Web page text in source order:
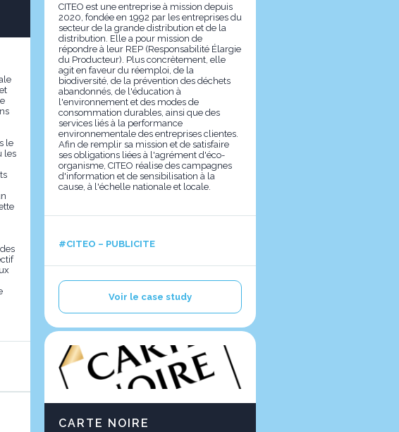
CITEO est une entreprise à mission depuis
2020, fondée en 1992 par les entreprises du
secteur de la grande distribution et de la
distribution. Elle a pour mission de
répondre à leur REP (Responsabilité Élargie
du Producteur). Plus concrètement, elle
agit en faveur du réemploi, de la
biodiversité, de la prévention des déchets
abandonnés, de l'éducation à
l'environnement et des modes de
consommation durables, ainsi que des
services liés à la performance
environnementale des entreprises clientes.
Afin de remplir sa mission et de satisfaire
ses obligations liées à l'agrément d'éco-
organisme, CITEO réalise des campagnes
d'information et de sensibilisation à la
cause, à l'échelle nationale et locale.
#CITEO – PUBLICITE
Voir le case study
le
les
CARTE NOIRE